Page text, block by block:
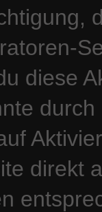
diese
direkt